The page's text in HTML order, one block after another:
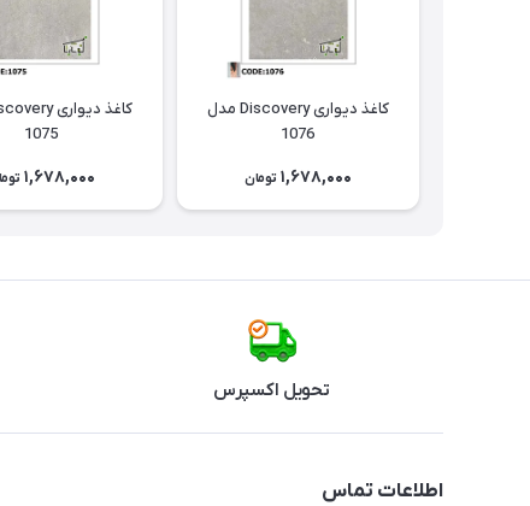
کاغذ دیواری Discovery مدل
1076
1,678,000 تومان
1075
1,678,000
تحویل اکسپرس
اطلاعات تماس